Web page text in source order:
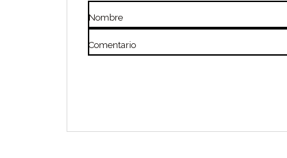
Nombre
Comentario